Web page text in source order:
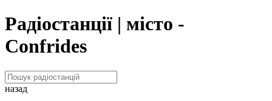
Радіостанції | місто -
Confrides
назад